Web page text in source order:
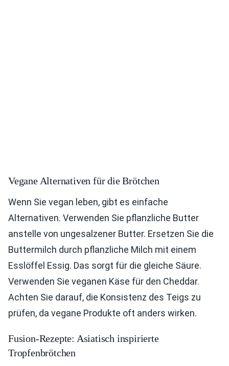
Vegane Alternativen für die Brötchen
Wenn Sie vegan leben, gibt es einfache
Alternativen. Verwenden Sie pflanzliche Butter
anstelle von ungesalzener Butter. Ersetzen Sie die
Buttermilch durch pflanzliche Milch mit einem
Esslöffel Essig. Das sorgt für die gleiche Säure.
Verwenden Sie veganen Käse für den Cheddar.
Achten Sie darauf, die Konsistenz des Teigs zu
prüfen, da vegane Produkte oft anders wirken.
Fusion-Rezepte: Asiatisch inspirierte
Tropfenbrötchen